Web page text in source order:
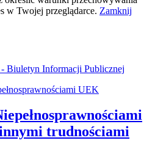
w Twojej przeglądarce. Zamknij
- Biuletyn Informacji Publicznej
trudnościami